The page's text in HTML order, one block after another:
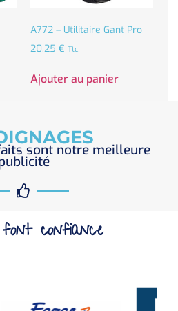
A772 – Utilitaire Gant Pro
20,25 € Ttc
Ajouter au panier
sont notre meilleure
confiance